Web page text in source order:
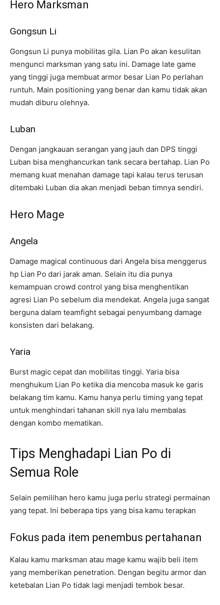
Hero Marksman
Gongsun Li
Gongsun Li punya mobilitas gila. Lian Po akan kesulitan
mengunci marksman yang satu ini. Damage late game
yang tinggi juga membuat armor besar Lian Po perlahan
runtuh. Main positioning yang benar dan kamu tidak akan
mudah diburu olehnya.
Luban
Dengan jangkauan serangan yang jauh dan DPS tinggi
Luban bisa menghancurkan tank secara bertahap. Lian Po
memang kuat menahan damage tapi kalau terus terusan
ditembaki Luban dia akan menjadi beban timnya sendiri.
Hero Mage
Angela
Damage magical continuous dari Angela bisa menggerus
hp Lian Po dari jarak aman. Selain itu dia punya
kemampuan crowd control yang bisa menghentikan
agresi Lian Po sebelum dia mendekat. Angela juga sangat
berguna dalam teamfight sebagai penyumbang damage
konsisten dari belakang.
Yaria
Burst magic cepat dan mobilitas tinggi. Yaria bisa
menghukum Lian Po ketika dia mencoba masuk ke garis
belakang tim kamu. Kamu hanya perlu timing yang tepat
untuk menghindari tahanan skill nya lalu membalas
dengan kombo mematikan.
Tips Menghadapi Lian Po di
Semua Role
Selain pemilihan hero kamu juga perlu strategi permainan
yang tepat. Ini beberapa tips yang bisa kamu terapkan
Fokus pada item penembus pertahanan
Kalau kamu marksman atau mage kamu wajib beli item
yang memberikan penetration. Dengan begitu armor dan
ketebalan Lian Po tidak lagi menjadi tembok besar.